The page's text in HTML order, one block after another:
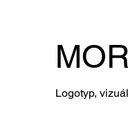
Logotyp,